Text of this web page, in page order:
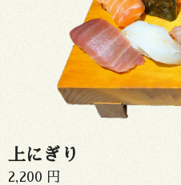
上にぎり
2,200 円